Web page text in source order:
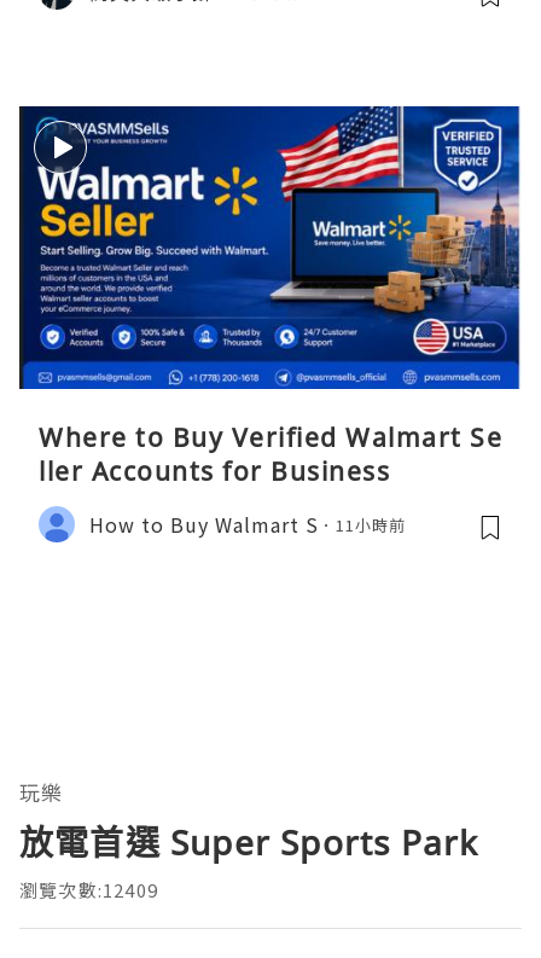
Where to Buy Verified Walmart Se
ller Accounts for Business
How to Buy Walmart S 11小時前
玩樂
放電首選 Super Sports Park
瀏覽次數:12409